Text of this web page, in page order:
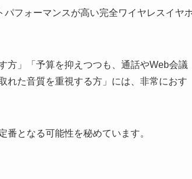
フォーマンスが高い完全ワイヤレスイヤ
方」「予算を抑えつつも、通話やWeb会議
れた音質を重視する方」には、非常におす
となる可能性を秘めています。